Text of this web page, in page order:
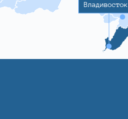
Владивосток